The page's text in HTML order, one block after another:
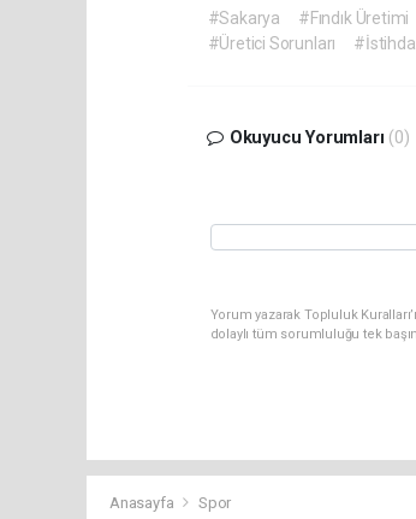
#Sakarya #Fındık Üretimi
#Üretici Sorunları
Okuyucu Yorumları (0)
Yorum yazarak Topluluk
dolaylı tüm sorumluluğu tek
Anasayfa Spor